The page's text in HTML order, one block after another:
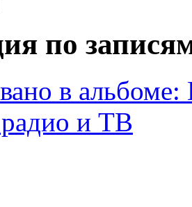
по
в альбоме:
радио и ТВ